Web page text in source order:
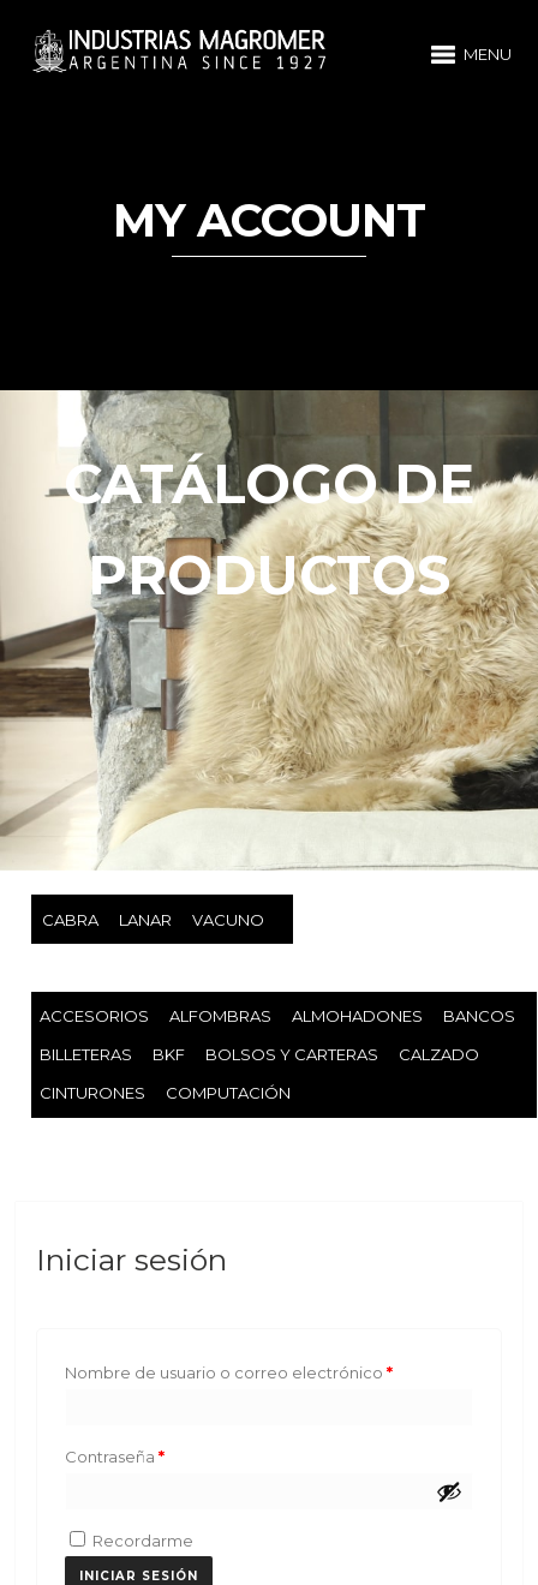
MENU
MY ACCOUNT
CATÁLOGO DE
PRODUCTOS
CABRA LANAR VACUNO
ACCESORIOS ALFOMBRAS ALMOHADONES
BANCOS
BILLETERAS
BKF BOLSOS Y CARTERAS
CALZADO
CINTURONES
COMPUTACIÓN
Iniciar sesión
Nombre de usuario o correo electrónico*Required
Contraseña*Required
Recordarme
INICIAR SESIÓN